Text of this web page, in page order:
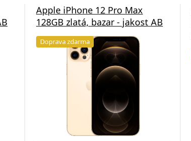
Apple iPhone 12 Pro Max
128GB zlatá, bazar - jakost AB
Doprava zdarma